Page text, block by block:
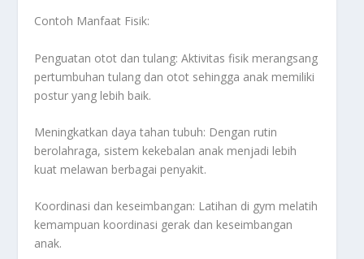
Contoh Manfaat Fisik:
Penguatan otot dan tulang: Aktivitas fisik merangsang
pertumbuhan tulang dan otot sehingga anak memiliki
postur yang lebih baik.
Meningkatkan daya tahan tubuh: Dengan rutin
berolahraga, sistem kekebalan anak menjadi lebih
kuat melawan berbagai penyakit.
Koordinasi dan keseimbangan: Latihan di gym melatih
kemampuan koordinasi gerak dan keseimbangan
anak.